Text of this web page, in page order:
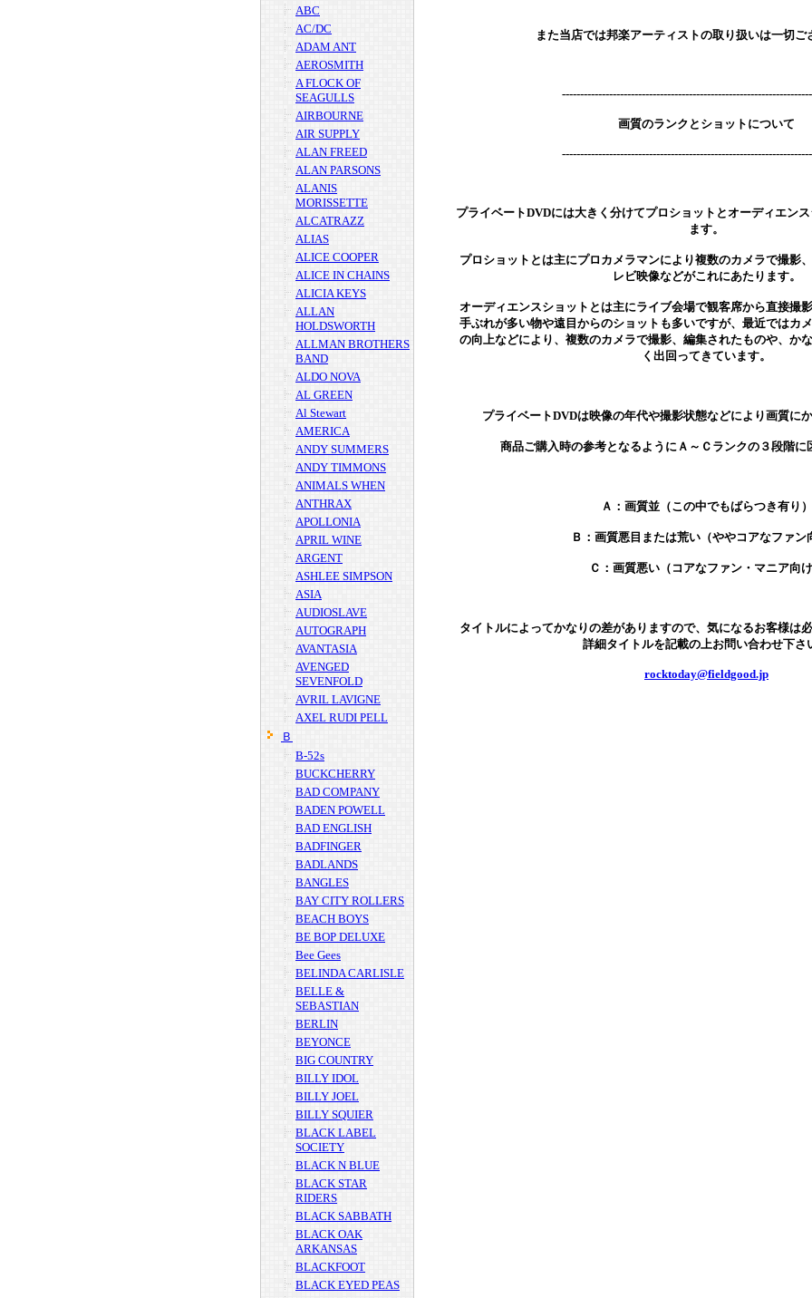
ABC
AC/DC
ADAM ANT
AEROSMITH
A FLOCK OF
SEAGULLS
AIRBOURNE
AIR SUPPLY
ALAN FREED
ALAN PARSONS
ALANIS
MORISSETTE
ALCATRAZZ
ALIAS
ALICE COOPER
ALICE IN CHAINS
ALICIA KEYS
ALLAN
HOLDSWORTH
ALLMAN BROTHERS
BAND
ALDO NOVA
AL GREEN
Al Stewart
AMERICA
ANDY SUMMERS
ANDY TIMMONS
ANIMALS WHEN
ANTHRAX
APOLLONIA
APRIL WINE
ARGENT
ASHLEE SIMPSON
ASIA
AUDIOSLAVE
AUTOGRAPH
AVANTASIA
AVENGED
SEVENFOLD
AVRIL LAVIGNE
AXEL RUDI PELL
Ｂ
B-52s
BUCKCHERRY
BAD COMPANY
BADEN POWELL
BAD ENGLISH
BADFINGER
BADLANDS
BANGLES
BAY CITY ROLLERS
BEACH BOYS
BE BOP DELUXE
Bee Gees
BELINDA CARLISLE
BELLE &
SEBASTIAN
BERLIN
BEYONCE
BIG COUNTRY
BILLY IDOL
BILLY JOEL
BILLY SQUIER
BLACK LABEL
SOCIETY
BLACK N BLUE
BLACK STAR
RIDERS
BLACK SABBATH
BLACK OAK
ARKANSAS
BLACKFOOT
BLACK EYED PEAS
また当店では邦楽アーティストの取り扱いは一切ご
画質のランクとショットについて
プライベートDVDには大きく分けてプロショットとオーディエン
ます。
プロショットとは主にプロカメラマンにより複数のカメラで撮影
レビ映像などがこれにあたります。
オーディエンスショットとは主にライブ会場で観客席から直接撮
手ぶれが多い物や遠目からのショットも多いですが、最近ではカ
の向上などにより、複数のカメラで撮影、編集されたものや、か
く出回ってきています。
プライベートDVDは映像の年代や撮影状態などにより画質に
商品ご購入時の参考となるようにＡ～Ｃランクの３段階に
Ａ：画質並（この中でもばらつき有り）
Ｂ：画質悪目または荒い（ややコアなファン
Ｃ：画質悪い（コアなファン・マニア向
タイトルによってかなりの差がありますので、気になるお客様は
詳細タイトルを記載の上お問い合わせ下さ
rocktoday@fieldgood.jp